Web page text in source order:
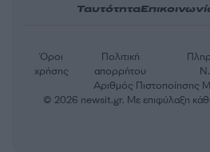
Ταυτότητα
Αριθμός Πιστοποίησης
Όροι
χρήσης
Πολιτική
απορρήτου
© 2026 newsit.gr. Με επιφύλαξη